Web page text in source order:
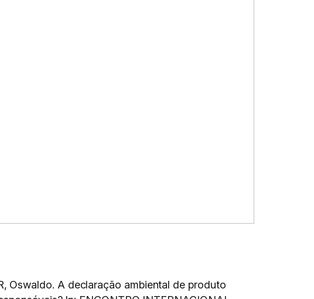
Oswaldo. A declaração ambiental de produto